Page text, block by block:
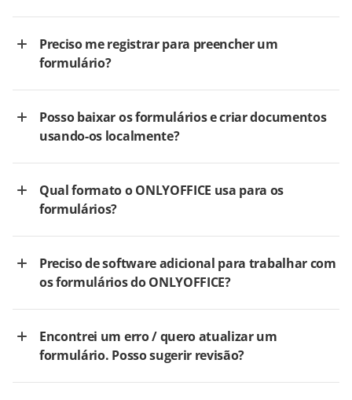
Preciso me registrar para preencher um
formulário?
Posso baixar os formulários e criar documentos
usando-os localmente?
Qual formato o ONLYOFFICE usa para os
formulários?
Preciso de software adicional para trabalhar com
os formulários do ONLYOFFICE?
Encontrei um erro / quero atualizar um
formulário. Posso sugerir revisão?